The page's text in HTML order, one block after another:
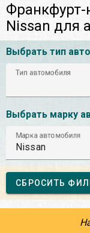
Nissan для
Выбрать тип
Тип автомобиля
Выбрать марку
Марка автомобиля
Nissan
СБРОСИТЬ